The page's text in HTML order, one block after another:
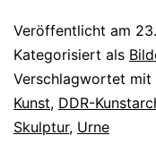
Veröffentlicht am
Kategorisiert als
Verschlagwortet mit
Kunst, DDR-
Skulptur, Urne